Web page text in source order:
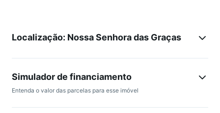
Localização: Nossa Senhora das Graças
Simulador de financiamento
Entenda o valor das parcelas para esse imóvel